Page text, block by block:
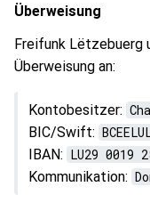
Überweisung
Freifunk Lëtzebuerg
Überweisung an:
Kontobesitzer:
BIC/Swift:
IBAN: LU29 0019
Kommunikation: